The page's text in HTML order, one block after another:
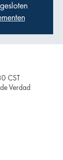
CST
Verdad